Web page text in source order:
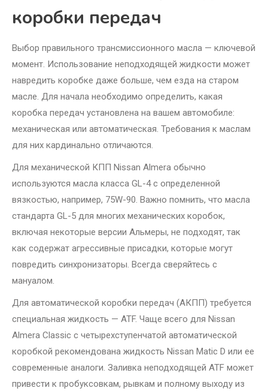
коробки передач
Выбор правильного трансмиссионного масла — ключевой
момент. Использование неподходящей жидкости может
навредить коробке даже больше, чем езда на старом
масле. Для начала необходимо определить, какая
коробка передач установлена на вашем автомобиле:
механическая или автоматическая. Требования к маслам
для них кардинально отличаются.
Для механической КПП Nissan Almera обычно
используются масла класса GL-4 с определенной
вязкостью, например, 75W-90. Важно помнить, что масла
стандарта GL-5 для многих механических коробок,
включая некоторые версии Альмеры, не подходят, так
как содержат агрессивные присадки, которые могут
повредить синхронизаторы. Всегда сверяйтесь с
мануалом.
Для автоматической коробки передач (АКПП) требуется
специальная жидкость — ATF. Чаще всего для Nissan
Almera Classic с четырехступенчатой автоматической
коробкой рекомендована жидкость Nissan Matic D или ее
современные аналоги. Заливка неподходящей ATF может
привести к пробуксовкам, рывкам и полному выходу из